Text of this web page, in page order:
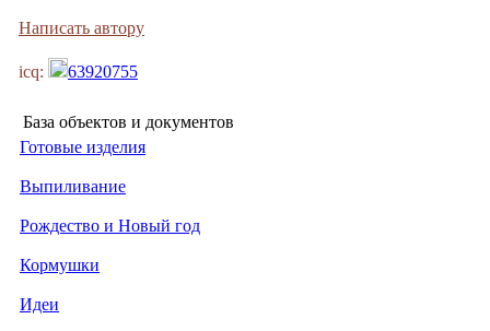
Написать автору
icq: 63920755
База объектов и документов
Готовые изделия
Выпиливание
Рождество и Новый год
Кормушки
Идеи